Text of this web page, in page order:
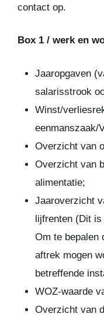
contact op.
Box 1 / werk en
Jaaropgaven
salarisstrook
Winst/
eenmanszaak/
Overzicht van
Overzicht van
alimentatie;
Jaaroverzicht
lijfrenten (Dit is
Om te bepalen
aftrek mogen
betreffende
WOZ-waarde
Overzicht van